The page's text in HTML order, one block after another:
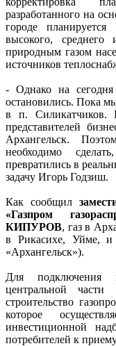
разработанного на
городе планируется
высокого,
природным газом
источников
- Однако на
остановились. Пока
в п.
представителей
Архангельск.
необходимо
превратились в
задачу Игорь Годзиш.
Как сообщил
«Газпром
КИПУРОВ, газ в
в Рикасихе, Уйме,
«Архангельск»).
Для подключения
центральной части
строительство
которое
инвестиционной
потребителей к